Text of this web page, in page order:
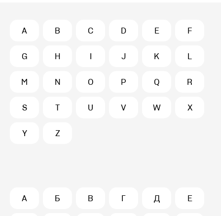
A B C D E F
G H I J K L
M N O P Q R
S T U V W X
Y Z
А Б В Г Д Е